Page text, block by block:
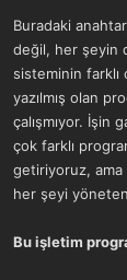
Buradaki
değil, her şeyin
sisteminin farklı
yazılmış olan
çalışmıyor. İşin
çok farklı
getiriyoruz, ama
her şeyi
Bu işletim